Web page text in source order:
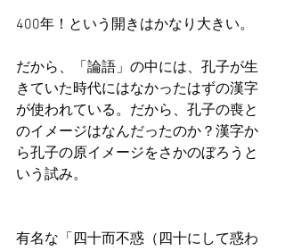
400年！という開きはかなり大きい。
だから、「論語」の中には、孔子が生
きていた時代にはなかったはずの漢字
が使われている。だから、孔子の喪と
のイメージはなんだったのか？漢字か
ら孔子の原イメージをさかのぼろうと
いう試み。
有名な「四十而不惑（四十にして惑わ